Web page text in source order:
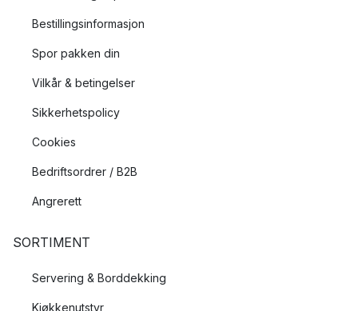
Bestillingsinformasjon
Spor pakken din
Vilkår & betingelser
Sikkerhetspolicy
Cookies
Bedriftsordrer / B2B
Angrerett
SORTIMENT
Servering & Borddekking
Kjøkkenutstyr